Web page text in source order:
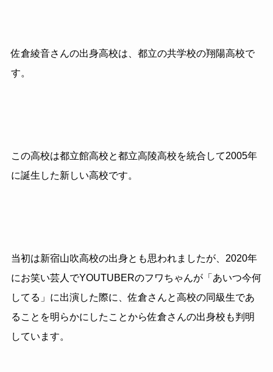
佐倉綾音さんの出身高校は、都立の共学校の翔陽高校で
す。
この高校は都立館高校と都立高陵高校を統合して2005年
に誕生した新しい高校です。
当初は新宿山吹高校の出身とも思われましたが、2020年
にお笑い芸人でYOUTUBERのフワちゃんが「あいつ今何
してる」に出演した際に、佐倉さんと高校の同級生であ
ることを明らかにしたことから佐倉さんの出身校も判明
しています。